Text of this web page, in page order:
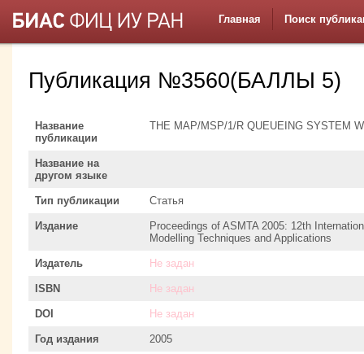
Главная Поиск
Публикация №3560(БАЛЛЫ 5)
Название
публикации
THE MAP/MSP/1/R QUEUEING SYSTEM
Название на
другом языке
Тип публикации Статья
Издание
Proceedings of ASMTA 2005: 12th
Modelling Techniques and Applications
Издатель Не задан
ISBN Не задан
DOI Не задан
Год издания 2005